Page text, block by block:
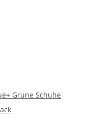
Grüne Schuhe